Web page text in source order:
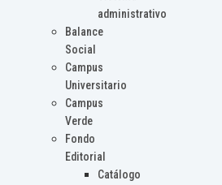
administrativo
Balance
Social
Campus
Universitario
Campus
Verde
Fondo
Editorial
Catálogo